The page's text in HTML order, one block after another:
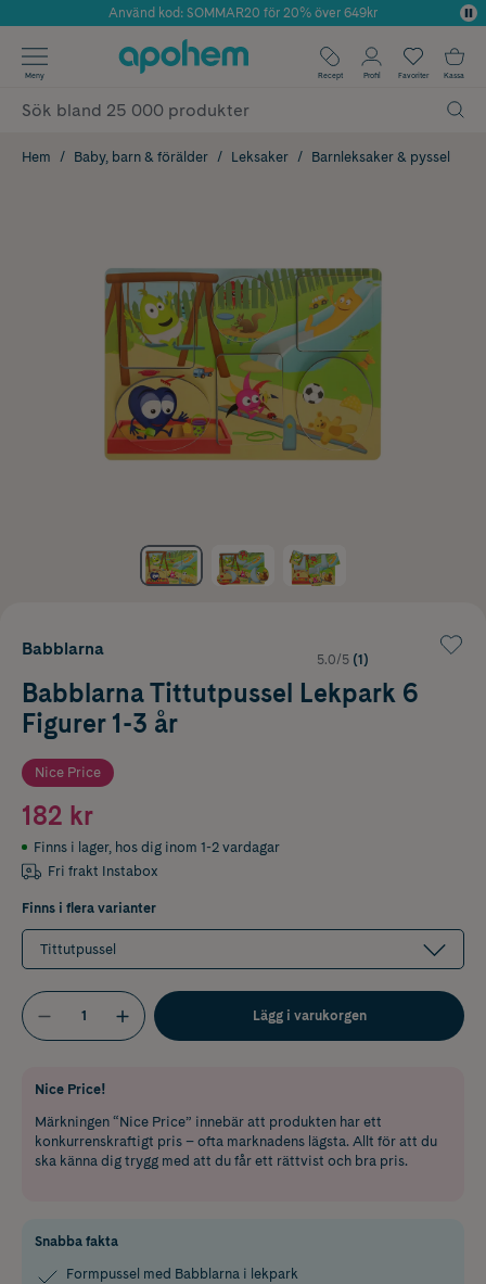
Årets Butik 2025 inom Skönhet
Använd kod: SOMMAR20 för 20% över 649kr
✓ Fri frakt
✓ Poäng på alla köp*
Meny Recept Profil Favoriter Kassa
Hem Baby, barn & förälder Leksaker Barnleksaker & pyssel
Babblarna
5.0/5 (1)
Babblarna Tittutpussel Lekpark 6
Figurer 1-3 år
Nice Price
182 kr
Finns i lager, hos dig inom 1-2 vardagar
Fri frakt Instabox
Finns i flera varianter
Tittutpussel
Lägg i varukorgen
Nice Price!
Märkningen “Nice Price” innebär att produkten har ett
konkurrenskraftigt pris – ofta marknadens lägsta. Allt för att du
ska känna dig trygg med att du får ett rättvist och bra pris.
Snabba fakta
Formpussel med Babblarna i lekpark